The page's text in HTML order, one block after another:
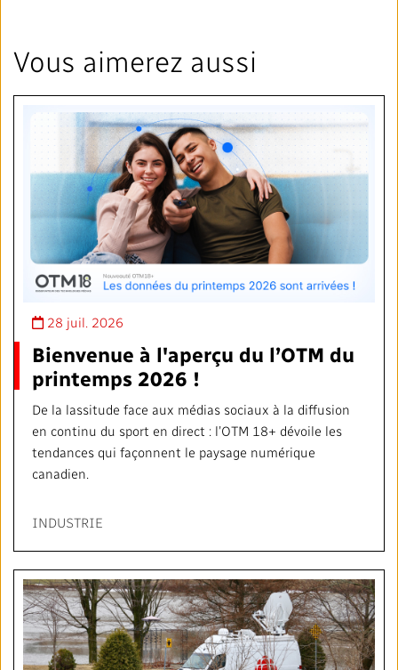
Vous aimerez aussi
28 juil. 2026
Bienvenue à l'aperçu du l’OTM du
printemps 2026 !
De la lassitude face aux médias sociaux à la diffusion
en continu du sport en direct : l’OTM 18+ dévoile les
tendances qui façonnent le paysage numérique
canadien.
INDUSTRIE